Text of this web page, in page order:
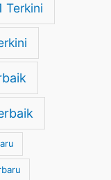
Terkini